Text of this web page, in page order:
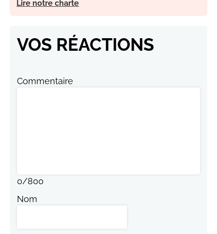
Lire notre charte
VOS RÉACTIONS
Commentaire
0/800
Nom